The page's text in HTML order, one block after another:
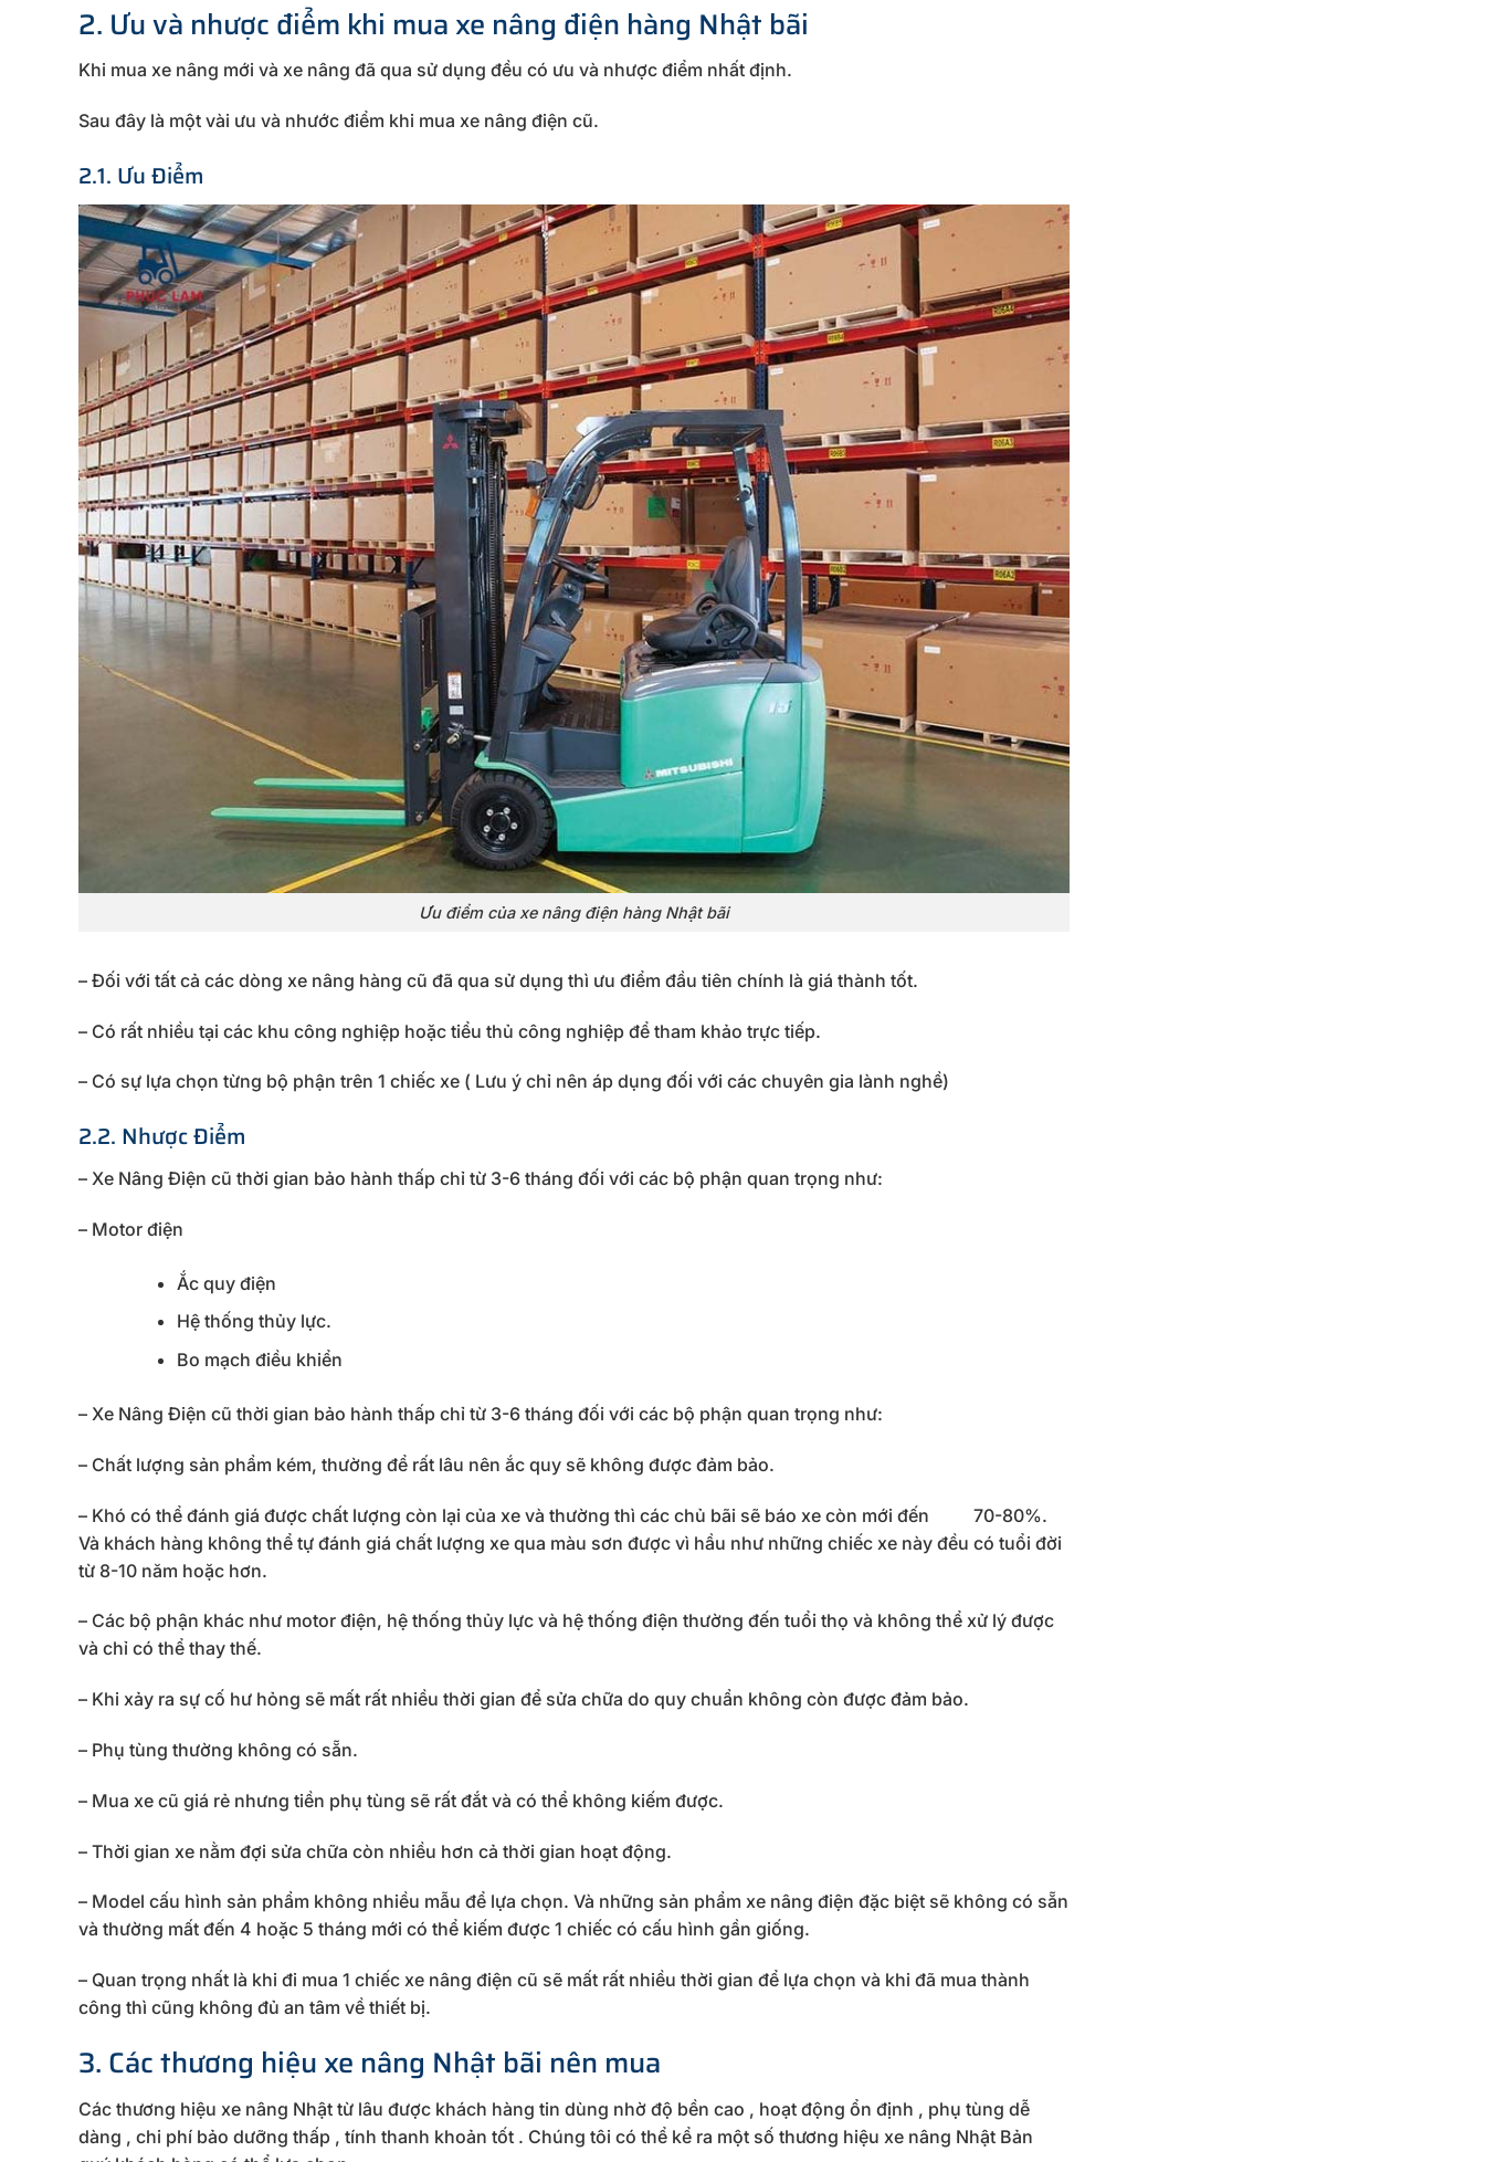
2. Ưu và nhược điểm khi mua xe nâng điện hàng Nhật bãi
Khi mua xe nâng mới và xe nâng đã qua sử dụng đều có ưu và nhược điểm nhất định.
Sau đây là một vài ưu và nhước điểm khi mua xe nâng điện cũ.
2.1. Ưu Điểm
Ưu điểm của xe nâng điện hàng Nhật bãi
– Đối với tất cả các dòng xe nâng hàng cũ đã qua sử dụng thì ưu điểm đầu tiên chính là giá thành tốt.
– Có rất nhiều tại các khu công nghiệp hoặc tiểu thủ công nghiệp để tham khảo trực tiếp.
– Có sự lựa chọn từng bộ phận trên 1 chiếc xe ( Lưu ý chỉ nên áp dụng đối với các chuyên gia lành nghề)
2.2. Nhược Điểm
– Xe Nâng Điện cũ thời gian bảo hành thấp chỉ từ 3-6 tháng đối với các bộ phận quan trọng như:
– Motor điện
Ắc quy điện
Hệ thống thủy lực.
Bo mạch điều khiển
– Xe Nâng Điện cũ thời gian bảo hành thấp chỉ từ 3-6 tháng đối với các bộ phận quan trọng như:
– Chất lượng sản phẩm kém, thường để rất lâu nên ắc quy sẽ không được đảm bảo.
– Khó có thể đánh giá được chất lượng còn lại của xe và thường thì các chủ bãi sẽ báo xe còn mới đến 70-80%.
Và khách hàng không thể tự đánh giá chất lượng xe qua màu sơn được vì hầu như những chiếc xe này đều có tuổi đời
từ 8-10 năm hoặc hơn.
– Các bộ phận khác như motor điện, hệ thống thủy lực và hệ thống điện thường đến tuổi thọ và không thể xử lý được
và chỉ có thể thay thế.
– Khi xảy ra sự cố hư hỏng sẽ mất rất nhiều thời gian để sửa chữa do quy chuẩn không còn được đảm bảo.
– Phụ tùng thường không có sẵn.
– Mua xe cũ giá rẻ nhưng tiền phụ tùng sẽ rất đắt và có thể không kiếm được.
– Thời gian xe nằm đợi sửa chữa còn nhiều hơn cả thời gian hoạt động.
– Model cấu hình sản phẩm không nhiều mẫu để lựa chọn. Và những sản phẩm xe nâng điện đặc biệt sẽ không có sẵn
và thường mất đến 4 hoặc 5 tháng mới có thể kiếm được 1 chiếc có cấu hình gần giống.
– Quan trọng nhất là khi đi mua 1 chiếc xe nâng điện cũ sẽ mất rất nhiều thời gian để lựa chọn và khi đã mua thành
công thì cũng không đủ an tâm về thiết bị.
3. Các thương hiệu xe nâng Nhật bãi nên mua
Các thương hiệu xe nâng Nhật từ lâu được khách hàng tin dùng nhờ độ bền cao , hoạt động ổn định , phụ tùng dễ
dàng , chi phí bảo dưỡng thấp , tính thanh khoản tốt . Chúng tôi có thể kể ra một số thương hiệu xe nâng Nhật Bản